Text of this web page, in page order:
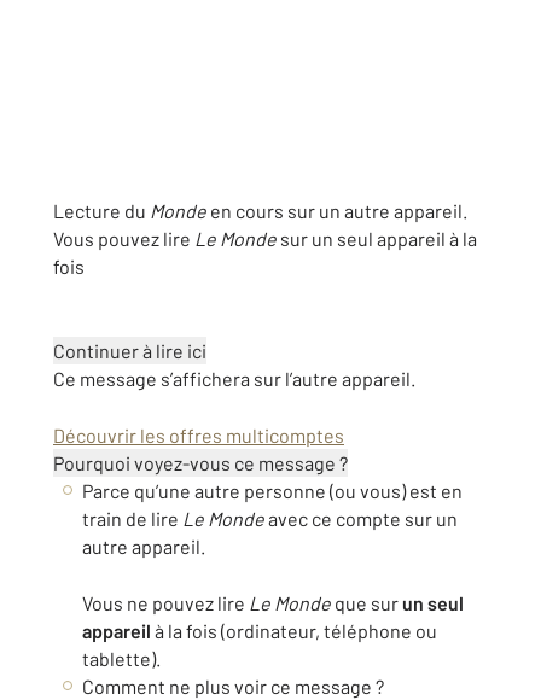
Lecture du Monde en cours sur un autre appareil.
Vous pouvez lire Le Monde sur un seul appareil à la
fois
Continuer à lire ici
Ce message s’affichera sur l’autre appareil.
Découvrir les offres multicomptes
Pourquoi voyez-vous ce message ?
Parce qu’une autre personne (ou vous) est en
train de lire Le Mondeavec ce compte sur un
autre appareil.
Vous ne pouvez lire Le Monde que surun seul
appareil à la fois (ordinateur, téléphone ou
tablette).
Comment ne plus voir ce message ?